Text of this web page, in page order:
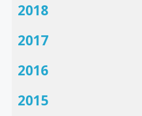
2018
2017
2016
2015